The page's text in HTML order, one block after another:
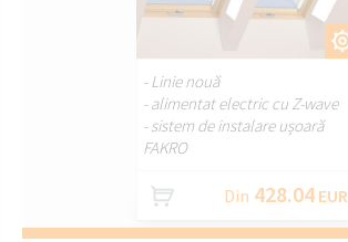
- Linie nouă
- alimentat electric cu Z-wave
- sistem de instalare ușoară
FAKRO
Din 428.04 EUR